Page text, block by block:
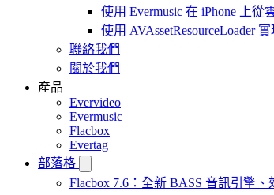
使用 Evermusic 在 iPhone 上從
使用 AVAssetResourceLoader
聯絡我們
關於我們
產品
Evervideo
Evermusic
Flacbox
Evertag
部落格
Flacbox 7.6：全新 BASS 音訊引擎